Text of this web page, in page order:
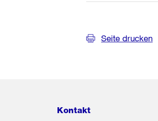
Seite drucken
Kontakt